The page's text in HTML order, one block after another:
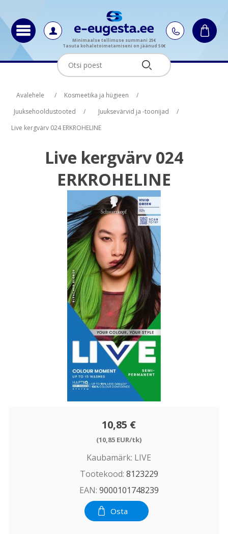
Minimaalse tellimuse summani 25€
Tasuta kohaletoimetamiseni on jäänud 50€
Avalehele / Kosmeetika ja hügieen
/
Juuksehooldustooted
/ Juuksevärvid ja -toonijad
/
Live kergvärv 024 ERKROHELINE
Live kergvärv 024
ERKROHELINE
10,85 €
(10,85 EUR/tk)
Kaubamärk: LIVE
Tootekood: 8123229
EAN: 9000101748239
Osta